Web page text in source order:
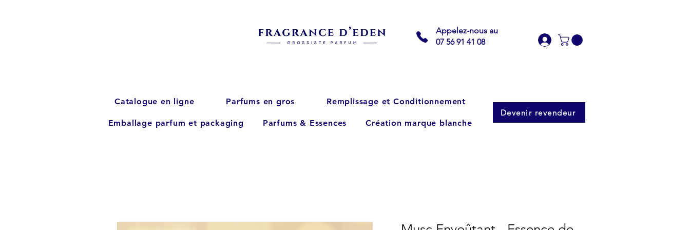
Appelez-nous au
07 56 91 41 08
Catalogue en ligne Parfums en gros Remplissage et Conditionnement
Emballage parfum et packaging Parfums & Essences Création marque blanche
Devenir revendeur